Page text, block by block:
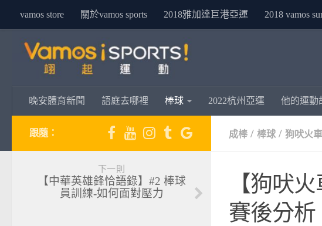
vamos store 關於vamos sports 2018雅加達巨港亞運 2018 vamos
晚安體育新聞 語庭去哪裡 棒球 2022杭州亞運 他的運動
成棒 / 棒球 / 狗吠火車
【狗吠
賽後分析
跟隨：
下一則
【中華英雄鋒恰語錄】#2 棒球
員訓練-如何面對壓力